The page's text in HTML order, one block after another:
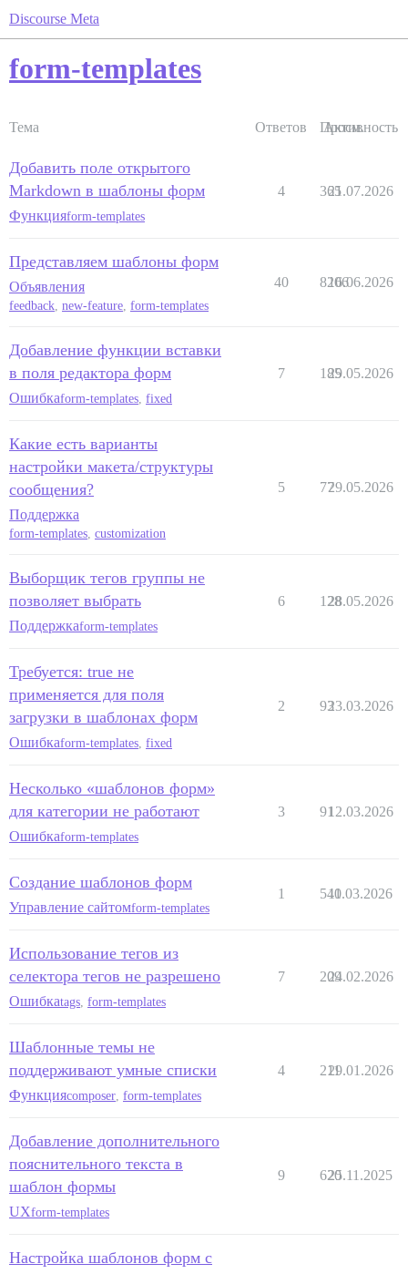
Discourse Meta
form-templates
Тема Ответов Просм.
Активность
Добавить поле открытого
Markdown в шаблоны форм
Функцияform-templates
4 365
21.07.2026
Представляем шаблоны форм
Объявления
feedback, new-feature, form-templates
40 8206
16.06.2026
Добавление функции вставки
в поля редактора форм
Ошибкаform-templates fixed
7 185
29.05.2026
Какие есть варианты
настройки макета/структуры
сообщения?
Поддержка
form-templates, customization
5 7729.05.2026
Выборщик тегов группы не
позволяет выбрать
Поддержкаform-templates
6 128
28.05.2026
Требуется: true не
применяется для поля
загрузки в шаблонах форм
Ошибкаform-templates fixed
2 9323.03.2026
Несколько «шаблонов форм»
для категории не работают
Ошибкаform-templates
3 9112.03.2026
Создание шаблонов форм
Управление сайтомform-templates
1 540
11.03.2026
Использование тегов из
селектора тегов не разрешено
Ошибкаtags form-templates
7 209
24.02.2026
Шаблонные темы не
поддерживают умные списки
Функцияcomposer form-templates
4 211
29.01.2026
Добавление дополнительного
пояснительного текста в
шаблон формы
UXform-templates
9 620
25.11.2025
Настройка шаблонов форм с